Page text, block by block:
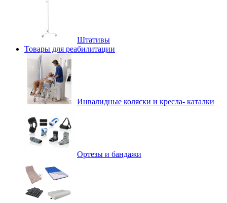
Штативы
Товары для реабилитации
Инвалидные коляски и кресла- каталки
Ортезы и бандажи